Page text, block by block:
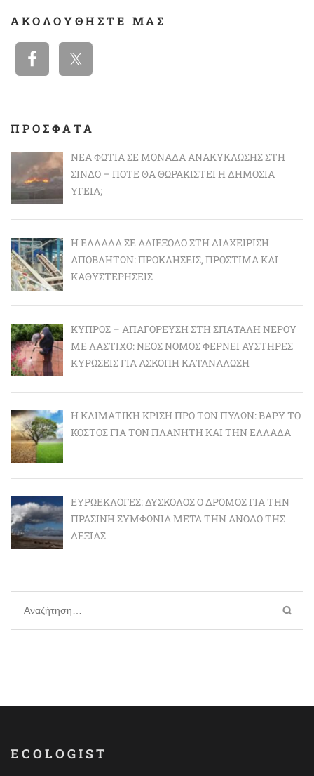
ΑΚΟΛΟΥΘΉΣΤΕ ΜΑΣ
ΠΡΟΣΦΑΤΑ
ΝΈΑ ΦΩΤΙΆ ΣΕ ΜΟΝΆΔΑ ΑΝΑΚΎΚΛΩΣΗΣ ΣΤΗ
ΣΊΝΔΟ – ΠΌΤΕ ΘΑ ΘΩΡΑΚΙΣΤΕΊ Η ΔΗΜΌΣΙΑ
ΥΓΕΊΑ;
Η ΕΛΛΆΔΑ ΣΕ ΑΔΙΈΞΟΔΟ ΣΤΗ ΔΙΑΧΕΊΡΙΣΗ
ΑΠΟΒΛΉΤΩΝ: ΠΡΟΚΛΉΣΕΙΣ, ΠΡΌΣΤΙΜΑ ΚΑΙ
ΚΑΘΥΣΤΕΡΉΣΕΙΣ
ΚΎΠΡΟΣ – ΑΠΑΓΌΡΕΥΣΗ ΣΤΗ ΣΠΑΤΆΛΗ ΝΕΡΟΎ
ΜΕ ΛΆΣΤΙΧΟ: ΝΈΟΣ ΝΌΜΟΣ ΦΈΡΝΕΙ ΑΥΣΤΗΡΈΣ
ΚΥΡΏΣΕΙΣ ΓΙΑ ΆΣΚΟΠΗ ΚΑΤΑΝΆΛΩΣΗ
Η ΚΛΙΜΑΤΙΚΉ ΚΡΊΣΗ ΠΡΟ ΤΩΝ ΠΥΛΏΝ: BΑΡΎ ΤΟ
ΚΌΣΤΟΣ ΓΙΑ ΤΟΝ ΠΛΑΝΉΤΗ ΚΑΙ ΤΗΝ ΕΛΛΆΔΑ
ΕΥΡΩΕΚΛΟΓΈΣ: ΔΎΣΚΟΛΟΣ Ο ΔΡΌΜΟΣ ΓΙΑ ΤΗΝ
ΠΡΆΣΙΝΗ ΣΥΜΦΩΝΊΑ ΜΕΤΆ ΤΗΝ ΆΝΟΔΟ ΤΗΣ
ΔΕΞΙΆΣ
Αναζήτηση
για:
ECOLOGIST